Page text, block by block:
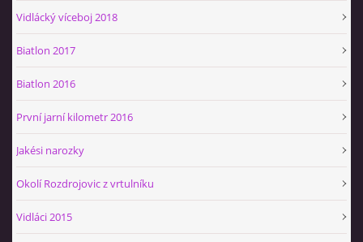
Vidlácký víceboj 2018
Biatlon 2017
Biatlon 2016
První jarní kilometr 2016
Jakési narozky
Okolí Rozdrojovic z vrtulníku
Vidláci 2015